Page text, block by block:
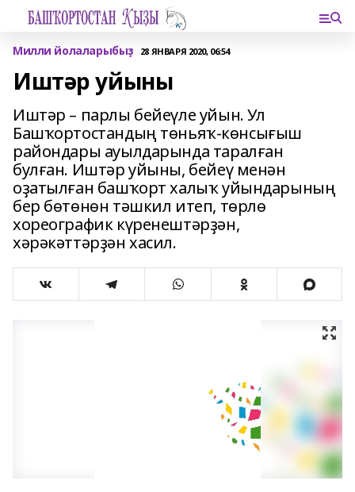
Милли йолаларыбыҙ 28 ЯНВАРЯ 2020, 06:54
Иштәр уйыны
Иштәр – парлы бейеүле уйын. Ул
Башҡортостандың төньяҡ-көнсығыш
райондары ауылдарында таралған
булған. Иштәр уйыны, бейеү менән
оҙатылған башҡорт халыҡ уйындарының
бер бөтөнөн тәшкил итеп, төрлө
хореографик күренештәрҙән,
хәрәкәттәрҙән хасил.